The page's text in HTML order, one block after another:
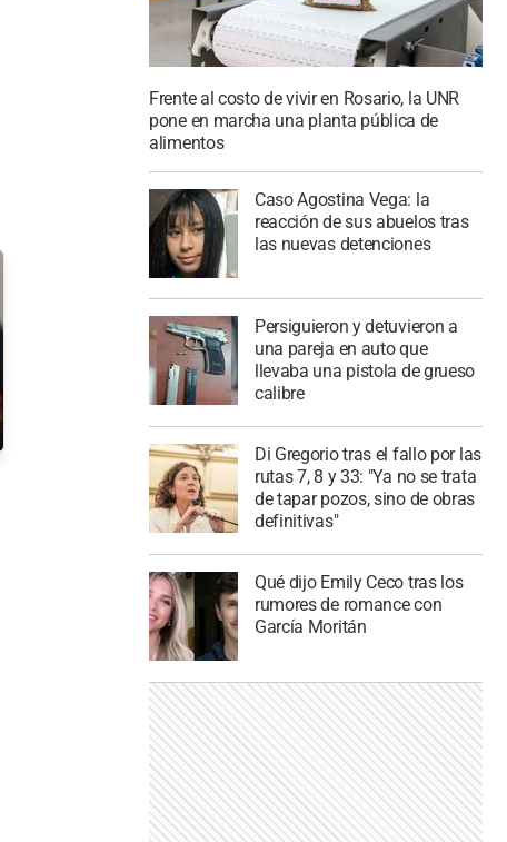
Frente al costo de vivir en Rosario, la UNR
pone en marcha una planta pública de
alimentos
Caso Agostina Vega: la
reacción de sus abuelos tras
las nuevas detenciones
Persiguieron y detuvieron a
una pareja en auto que
llevaba una pistola de grueso
calibre
Di Gregorio tras el fallo por las
rutas 7, 8 y 33: "Ya no se trata
de tapar pozos, sino de obras
definitivas"
Qué dijo Emily Ceco tras los
rumores de romance con
García Moritán